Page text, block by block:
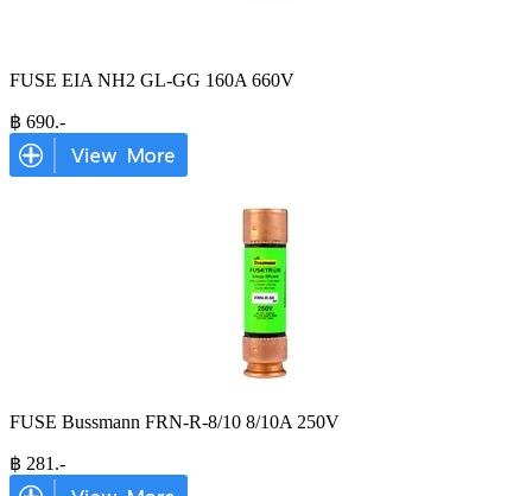
FUSE EIA NH2 GL-GG 160A 660V
฿ 690.-
FUSE Bussmann FRN-R-8/10 8/10A 250V
฿ 281 .-